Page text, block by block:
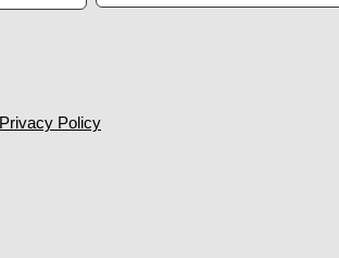
Privacy Policy